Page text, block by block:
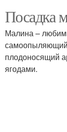
Посадка
Малина –
плодоносящий
ягодами.